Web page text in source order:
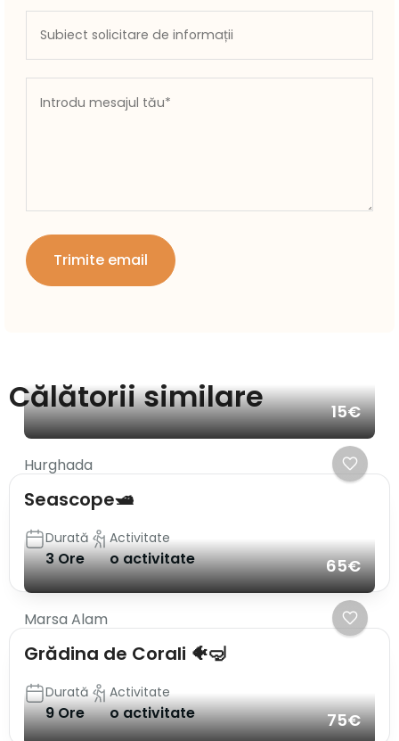
Călătorii similare 15€
Hurghada
Seascope🛥️
Durată
3 Ore
Activitate
o activitate 65€
Marsa Alam
Grădina de Corali 🐠🤿
Durată
9 Ore
Activitate
o activitate 75€